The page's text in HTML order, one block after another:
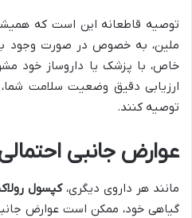
توصیه قاطعانه این است که
ملین، به خصوص در صورت وجود
خاص، با پزشک یا داروساز خود
ارزیابی دقیق وضعیت سلامت شما،
توصیه کنند.
عوارض جانبی
مانند هر داروی دیگری،کپسول
گیاهی خود، ممکن است عوارض